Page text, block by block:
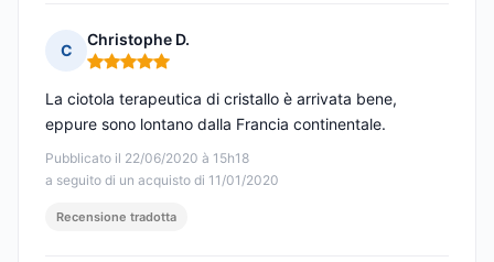
C
Christophe D.
Nota: 5 su 5
Pubblicato il 22/06/2020 à 15h18
a seguito di un acquisto di 11/01/2020
La ciotola terapeutica di cristallo è arrivata bene,
eppure sono lontano dalla Francia continentale.
Recensione tradotta